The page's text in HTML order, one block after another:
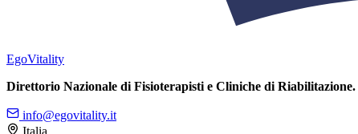
EgoVitality
Direttorio Nazionale di Fisioterapisti e Cliniche di Riabilitazione.
info@egovitality.it